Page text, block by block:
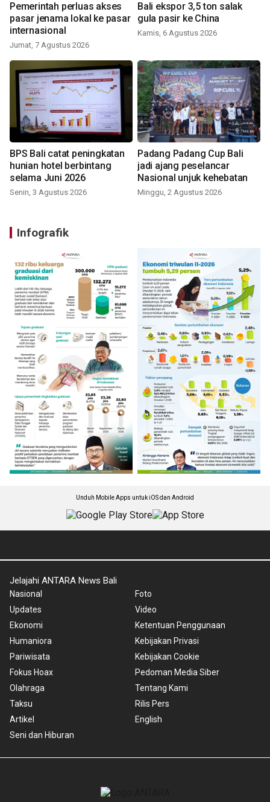
Pemerintah perluas akses
pasar jenama lokal ke pasar
internasional
Jumat, 7 Agustus 2026
Bali ekspor 3,5 ton salak
gula pasir ke China
Kamis, 6 Agustus 2026
BPS Bali catat peningkatan
hunian hotel berbintang
selama Juni 2026
Senin, 3 Agustus 2026
Padang Padang Cup Bali
jadi ajang peselancar
Nasional unjuk kehebatan
Minggu, 2 Agustus 2026
Infografik
Unduh Mobile Apps untuk iOS dan Android
Jelajahi ANTARA News Bali
Nasional
Updates
Ekonomi
Humaniora
Pariwisata
Fokus Hoax
Olahraga
Taksu
Artikel
Seni dan Hiburan
Foto
Video
Ketentuan Penggunaan
Kebijakan Privasi
Kebijakan Cookie
Pedoman Media Siber
Tentang Kami
Rilis Pers
English